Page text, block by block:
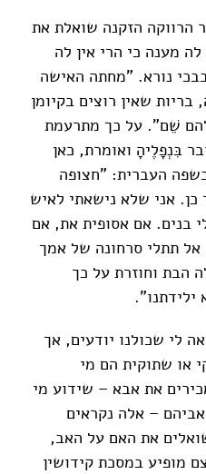
הרווקה הזקנה שואלת את
מענה כי הרי אין לה
נורא. "מחתה האישה
שאין רוצים בקיומן
שֵׁם". על כך מתרעמת
בִּנְפָלֶיהָ ואומרת, כאן
בשפה העברית: "חצופה
אני שלא נישאתי לאיש
בנים. אם אסופית את, אם
תתלי סרחונה של אמך
הבת וחוזרת על כך
ילידתנו".
לי שכולנו יודעים, אך
או שתוקית הם מי
את אבא – שידוע מי
– אלה נקראים
את האם על האב,
מופיע במסכת קידושין